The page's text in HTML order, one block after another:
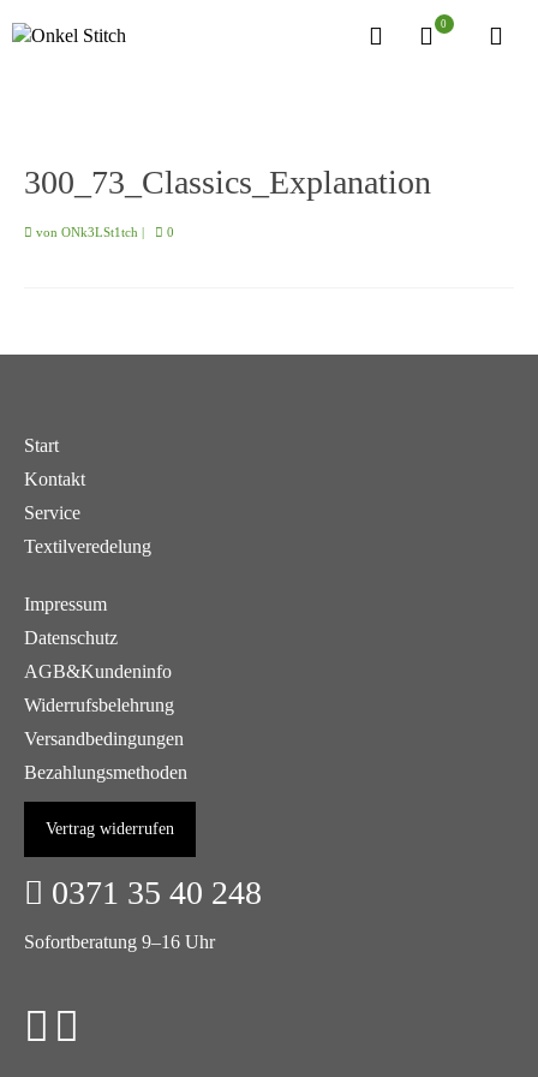
0
300_73_Classics_Explanation
von ONk3LSt1tch | 0
Start
Kontakt
Service
Textilveredelung
Impressum
Datenschutz
AGB&Kundeninfo
Widerrufsbelehrung
Versandbedingungen
Bezahlungsmethoden
Vertrag widerrufen
0371 35 40 248
Sofortberatung 9–16 Uhr